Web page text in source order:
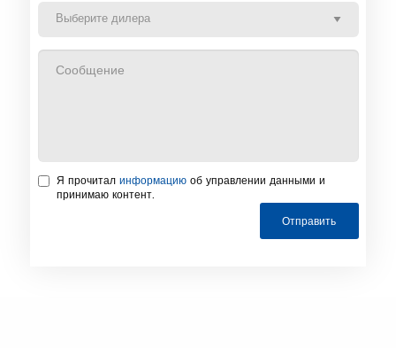
Я прочитал информацию об управлении данными и
принимаю контент.
Отправить